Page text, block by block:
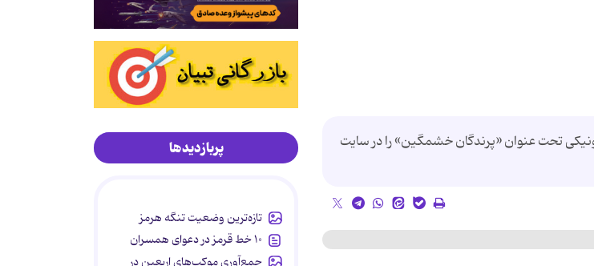
تحت عنوان «پرندگان خشمگین» را در سایت
پربازدیدها
تازه‌ترین وضعیت تنگه هرمز
۱۰ خط قرمز در دعوای همسران
جمع‌آوری موکب‌های اربعین در